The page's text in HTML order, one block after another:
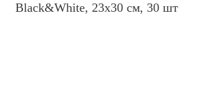
Black&White, 23х30 см, 30 шт